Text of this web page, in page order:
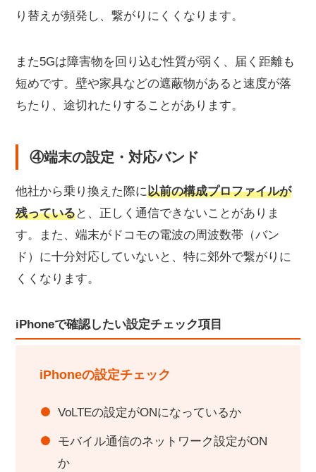
り替えが頻発し、繋がりにくくなります。
また5Gは障害物を回り込む性質が弱く、届く距離も
短めです。壁や家具などの遮蔽物があると速度が落
ちたり、途切れたりすることがあります。
④端末の設定・対応バンド
他社から乗り換えた際に以前の構成プロファイルが
残っていると、正しく通信できないことがありま
す。また、端末がドコモの電波の周波数帯（バン
ド）に十分対応していないと、特に郊外で繋がりに
くくなります。
iPhoneで確認したい設定チェック項目
iPhoneの設定チェック
VoLTEの設定がONになっているか
モバイル通信のネットワーク設定がON
か